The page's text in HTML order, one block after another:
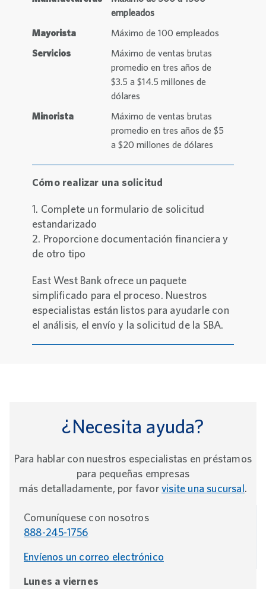
empleados
Mayorista
Máximo de 100 empleados
Servicios
Máximo de ventas brutas
promedio en tres años de
$3.5 a $14.5 millones de
dólares
Minorista
Máximo de ventas brutas
promedio en tres años de $5
a $20 millones de dólares
Cómo realizar una solicitud
1. Complete un formulario de solicitud
estandarizado
2. Proporcione documentación financiera y
de otro tipo
East West Bank ofrece un paquete
simplificado para el proceso. Nuestros
especialistas están listos para ayudarle con
el análisis, el envío y la solicitud de la SBA.
¿Necesita ayuda?
Para hablar con nuestros especialistas en préstamos
para pequeñas empresas
más detalladamente, por favorvisite una sucursal.
Comuníquese con nosotros
888-245-1756
Envíenos un correo electrónico
Lunes a viernes